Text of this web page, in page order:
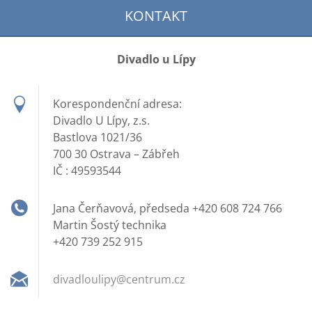
KONTAKT
Divadlo u Lípy
Korespondenční adresa:
Divadlo U Lípy, z.s.
Bastlova 1021/36
700 30 Ostrava – Zábřeh
IČ : 49593544
Jana Čerňavová, předseda +420 608 724 766
Martin Šostý technika
+420 739 252 915
divadloulipy@centrum.cz